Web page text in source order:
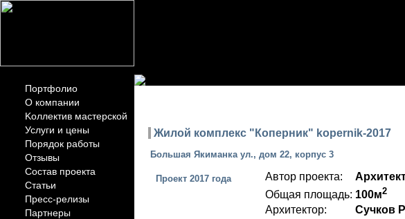
Портфолио
О компании
Kоллектив мастерской
Услуги и цены
Порядок работы
Отзывы
Состав проекта
Статьи
Пресс-релизы
Партнеры
Жилой комплекс "Коперник" kopernik-2017
Большая Якиманка ул., дом 22, корпус 3
Проект 2017 года Автор проекта:
Общая площадь: 100м2
Архитектор: Сучков